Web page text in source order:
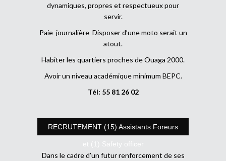
dynamiques, propres et respectueux pour
servir.
Paie journalière Disposer d’une moto serait un
atout.
Habiter les quartiers proches de Ouaga 2000.
Avoir un niveau académique minimum BEPC.
Tél: 55 81 26 02
RECRUTEMENT (15) Assistants Foreurs
et (1) Safety officer
Dans le cadre d’un futur renforcement de ses